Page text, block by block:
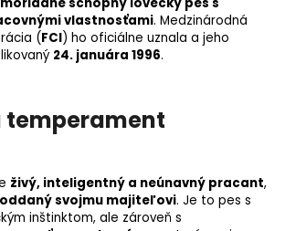
vlastnosťami. Medzinárodná
(FCI) ho oficiálne uznala a jeho
24. januára 1996.
temperament
živý, inteligentný a neúnavný pracant,
svojmu majiteľovi. Je to pes s
inštinktom, ale zároveň s